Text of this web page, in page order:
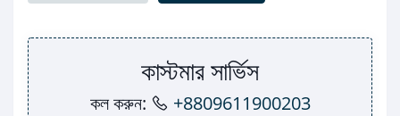
কাস্টমার সার্ভিস
কল করুন: +8809611900203